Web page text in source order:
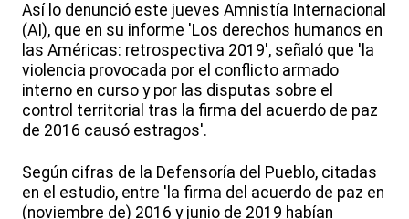
Así lo denunció este jueves Amnistía Internacional
(AI), que en su informe 'Los derechos humanos en
las Américas: retrospectiva 2019', señaló que 'la
violencia provocada por el conflicto armado
interno en curso y por las disputas sobre el
control territorial tras la firma del acuerdo de paz
de 2016 causó estragos'.
Según cifras de la Defensoría del Pueblo, citadas
en el estudio, entre 'la firma del acuerdo de paz en
(noviembre de) 2016 y junio de 2019 habían